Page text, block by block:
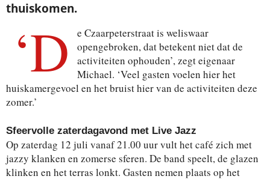
thuiskomen.
‘D
e Czaarpeterstraat is weliswaar
opengebroken, dat betekent niet dat de
activiteiten ophouden’, zegt eigenaar
Michael. ‘Veel gasten voelen hier het
huiskamergevoel en het bruist hier van de activiteiten deze
zomer.’
Sfeervolle zaterdagavond met Live Jazz
Op zaterdag 12 juli vanaf 21.00 uur vult het café zich met
jazzy klanken en zomerse sferen. De band speelt, de glazen
klinken en het terras lonkt. Gasten nemen plaats op het